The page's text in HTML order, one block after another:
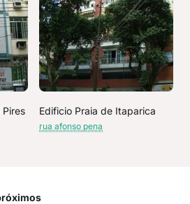
Pires Edificio Praia de Itaparica
rua afonso pena